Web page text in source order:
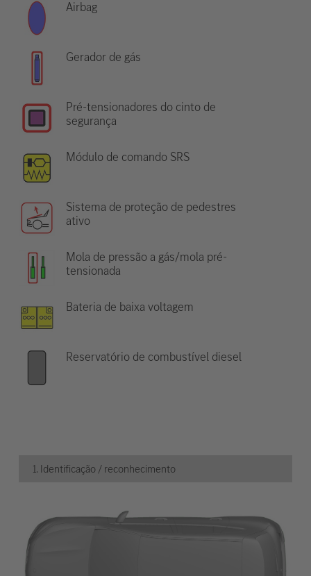
Airbag
Gerador de gás
Pré-tensionadores do cinto de
segurança
Módulo de comando SRS
Sistema de proteção de pedestres
ativo
Mola de pressão a gás/mola pré-
tensionada
Bateria de baixa voltagem
Reservatório de combustível diesel
1. Identificação / reconhecimento